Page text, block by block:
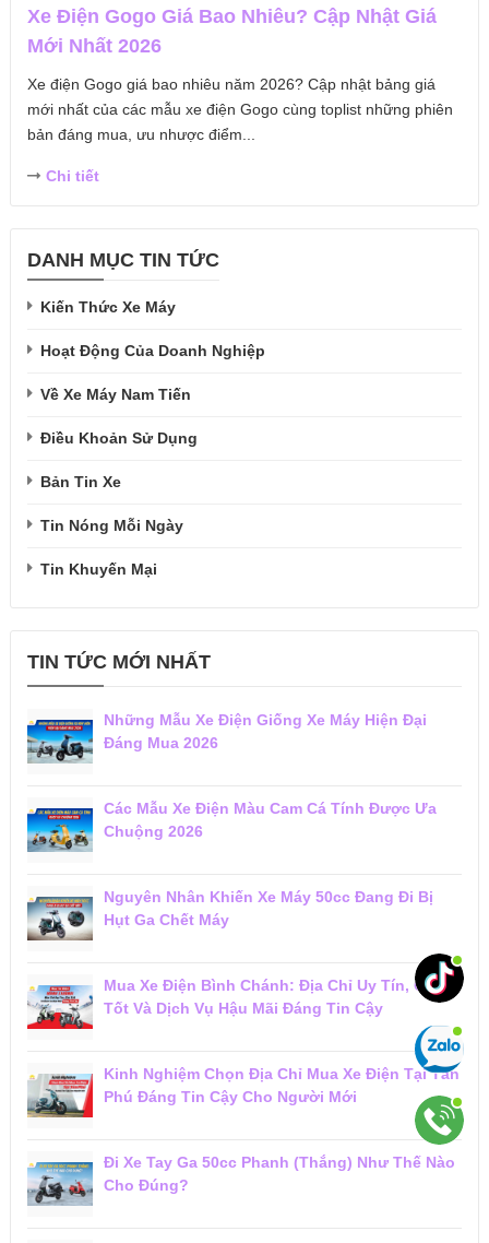
Xe Điện Gogo Giá Bao Nhiêu? Cập Nhật Giá
Mới Nhất 2026
Xe điện Gogo giá bao nhiêu năm 2026? Cập nhật bảng giá
mới nhất của các mẫu xe điện Gogo cùng toplist những phiên
bản đáng mua, ưu nhược điểm...
Chi tiết
DANH MỤC TIN TỨC
Kiến Thức Xe Máy
Hoạt Động Của Doanh Nghiệp
Về Xe Máy Nam Tiến
Điều Khoản Sử Dụng
Bản Tin Xe
Tin Nóng Mỗi Ngày
Tin Khuyến Mại
TIN TỨC MỚI NHẤT
Những Mẫu Xe Điện Giống Xe Máy Hiện Đại
Đáng Mua 2026
Các Mẫu Xe Điện Màu Cam Cá Tính Được Ưa
Chuộng 2026
Nguyên Nhân Khiến Xe Máy 50cc Đang Đi Bị
Hụt Ga Chết Máy
Mua Xe Điện Bình Chánh: Địa Chỉ Uy Tín, Giá
Tốt Và Dịch Vụ Hậu Mãi Đáng Tin Cậy
Kinh Nghiệm Chọn Địa Chỉ Mua Xe Điện Tại Tân
Phú Đáng Tin Cậy Cho Người Mới
Đi Xe Tay Ga 50cc Phanh (Thắng) Như Thế Nào
Cho Đúng?